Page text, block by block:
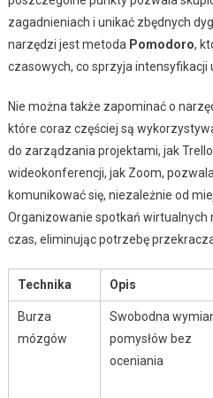
zagadnieniach i unikać zbędnych
narzędzi jest metoda Pomodoro,
czasowych, co sprzyja intensyfikacji
Nie można także zapominać o
które coraz częściej są
do zarządzania projektami, jak
wideokonferencji, jak Zoom,
komunikować się, niezależnie od
Organizowanie spotkań
czas, eliminując potrzebę
Technika Opis
Burza
mózgów
Swobodna
pomysłów bez
oceniania